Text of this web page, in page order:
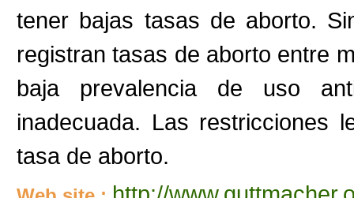
tener bajas tasas de aborto.
registran tasas de aborto entre
baja prevalencia de uso
inadecuada. Las restricciones
tasa de aborto.